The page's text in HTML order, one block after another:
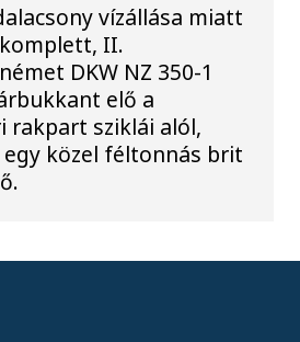
vízállása miatt
II.
DKW NZ 350-1
elő a
rakpart sziklái alól,
közel féltonnás brit